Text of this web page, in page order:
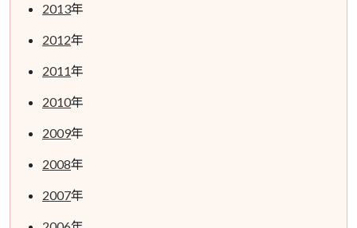
2013年
2012年
2011年
2010年
2009年
2008年
2007年